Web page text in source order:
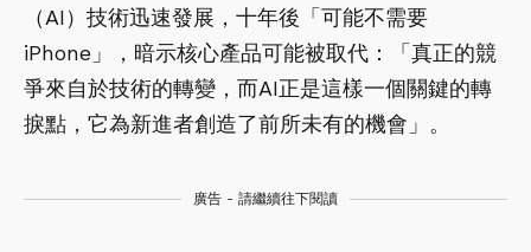
（AI）技術迅速發展，十年後「可能不需要
iPhone」，暗示核心產品可能被取代：「真正的競
爭來自於技術的轉變，而AI正是這樣一個關鍵的轉
捩點，它為新進者創造了前所未有的機會」。
廣告 - 請繼續往下閱讀